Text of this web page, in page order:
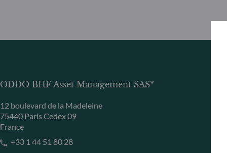
ODDO BHF Asset Management SAS*
12 boulevard de la Madeleine
75440 Paris Cedex 09
France
+33 1 44 51 80 28